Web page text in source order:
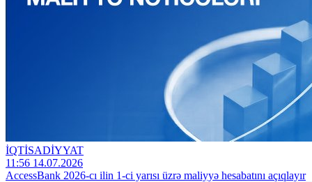
İQTİSADİYYAT
11:56 14.07.2026
AccessBank 2026-cı ilin 1-ci yarısı üzrə maliyyə hesabatını açıqlayır